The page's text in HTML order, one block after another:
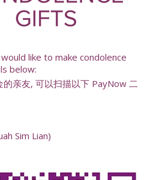
like to make condolence
below:
亲友, 可以扫描以下 PayNow 二
Sim Lian)